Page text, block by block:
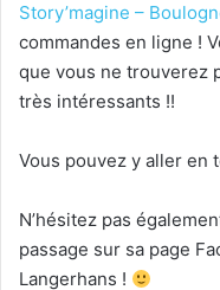
Story’magine –
commandes en ligne !
que vous ne trouverez
très intéressants !!
Vous pouvez y aller en
N’hésitez pas
passage sur sa page
Langerhans !